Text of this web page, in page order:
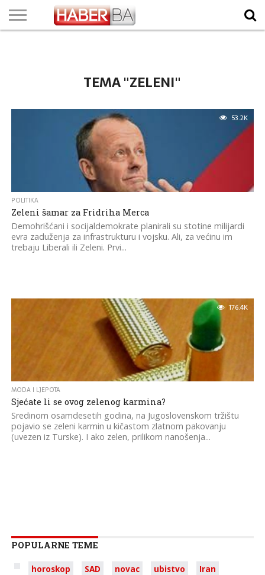
TEMA "ZELENI"
53.2K
POLITIKA
Zeleni šamar za Fridriha Merca
Demohrišćani i socijaldemokrate planirali su stotine milijardi
evra zaduženja za infrastrukturu i vojsku. Ali, za većinu im
trebaju Liberali ili Zeleni. Prvi...
176.4K
MODA I LJEPOTA
Sjećate li se ovog zelenog karmina?
Sredinom osamdesetih godina, na Jugoslovenskom tržištu
pojavio se zeleni karmin u kičastom zlatnom pakovanju
(uvezen iz Turske). I ako zelen, prilikom nanošenja...
POPULARNE TEME
horoskop SAD novac ubistvo
Iran